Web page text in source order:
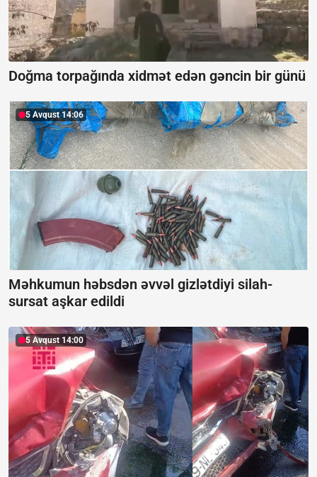
Doğma torpağında xidmət edən gəncin bir günü
5 Avqust 14:06
Məhkumun həbsdən əvvəl gizlətdiyi silah-
sursat aşkar edildi
5 Avqust 14:00